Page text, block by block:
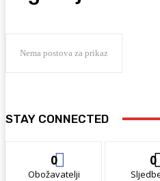
Nema postova za prikaz
STAY CONNECTED
0
Obožavatelji
0